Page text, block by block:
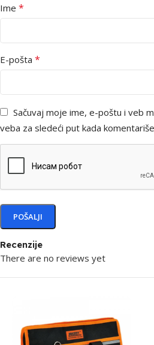
Recenzije
There are no reviews yet
Ime *
E-pošta *
Sačuvaj moje ime, e-poštu i veb
veba za sledeći put kada